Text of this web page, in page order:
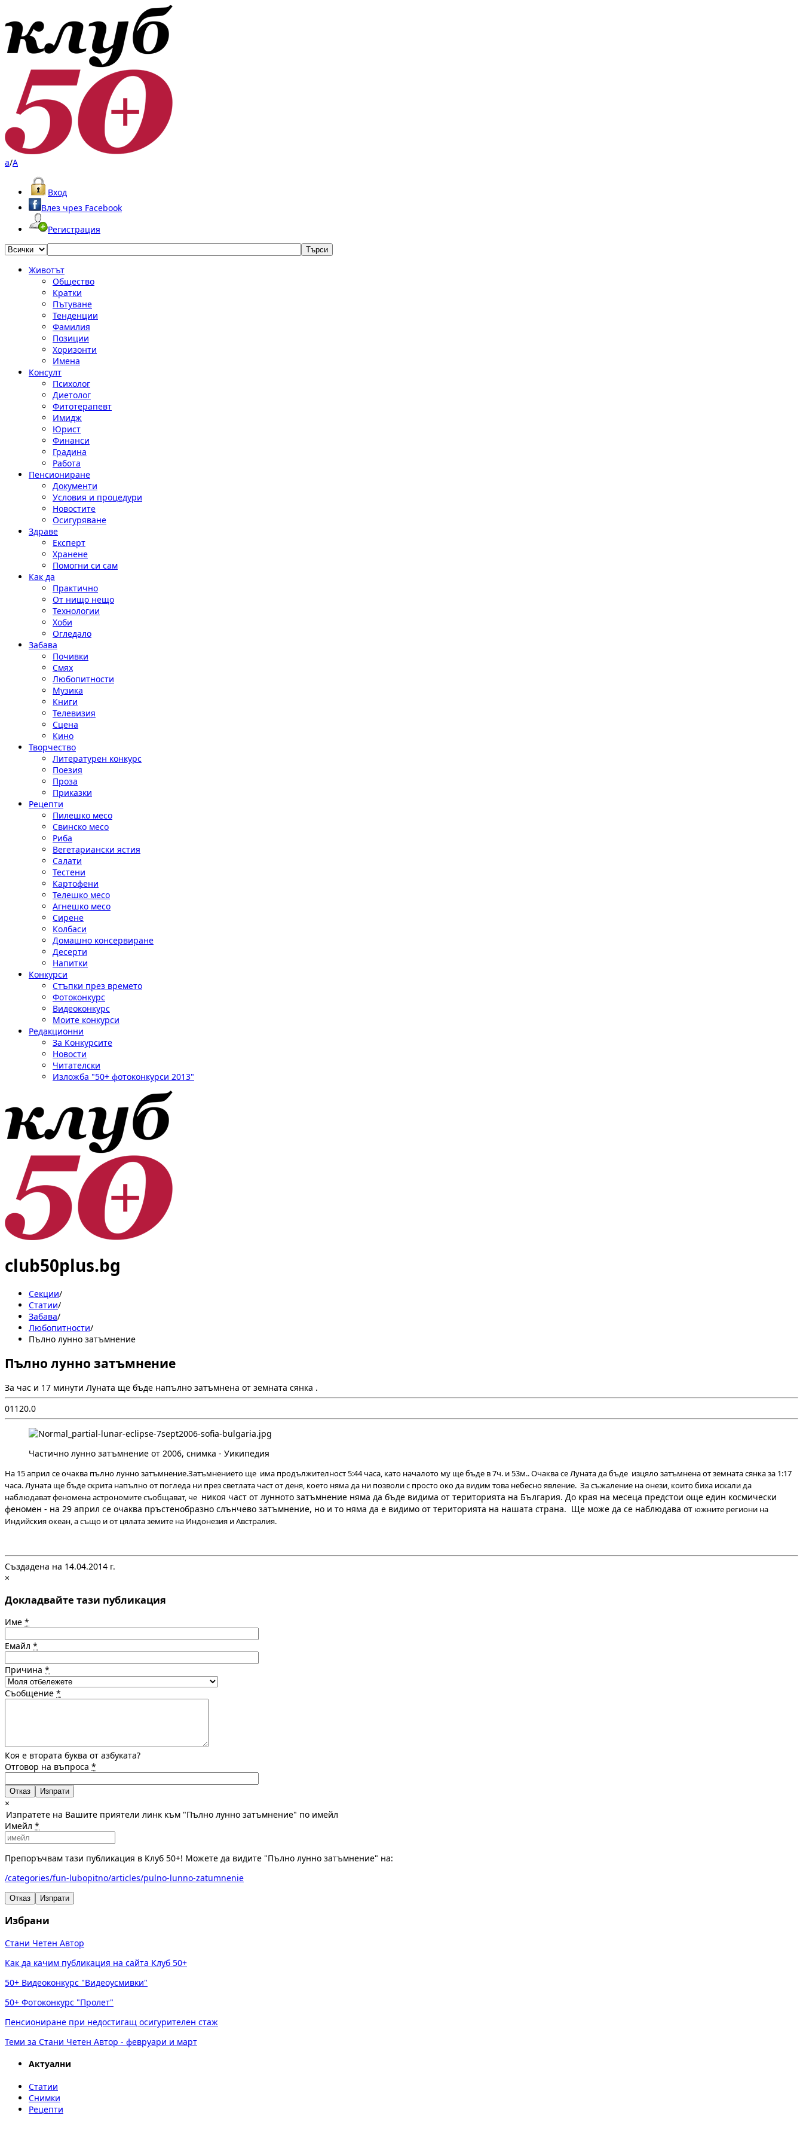
a/A
Вход
Влез чрез Facebook
Регистрация
Животът
Общество
Кратки
Пътуване
Тенденции
Фамилия
Позиции
Хоризонти
Имена
Консулт
Психолог
Диетолог
Фитотерапевт
Имидж
Юрист
Финанси
Градина
Работа
Пенсиониране
Документи
Условия и процедури
Новостите
Осигуряване
Здраве
Експерт
Хранене
Помогни си сам
Как да
Практично
От нищо нещо
Технологии
Хоби
Огледало
Забава
Почивки
Смях
Любопитности
Музика
Книги
Телевизия
Сцена
Кино
Творчество
Литературен конкурс
Поезия
Проза
Приказки
Рецепти
Пилешко месо
Свинско месо
Риба
Вегетариански ястия
Салати
Тестени
Картофени
Телешко месо
Агнешко месо
Сирене
Колбаси
Домашно консервиране
Десерти
Напитки
Конкурси
Стъпки през времето
Фотоконкурс
Видеоконкурс
Моите конкурси
Редакционни
За Конкурсите
Новости
Читателски
Изложба "50+ фотоконкурси 2013"
club50plus.bg
Секции/
Статии/
Забава/
Любопитности/
Пълно лунно затъмнение
Пълно лунно затъмнение
За час и 17 минути Луната ще бъде напълно затъмнена от земната сянка .
01120.0
Частично лунно затъмнение от 2006, снимка - Уикипедия
На 15 април се очаква пълно лунно затъмнение.Затъмнението ще има продължителност 5:44 часа, като началото му ще бъде в 7ч. и 53м.. Очаква се Луната да бъде изцяло затъмнена от земната сянка за 1:17
часа. Луната ще бъде скрита напълно от погледа ни през светлата част от деня, което няма да ни позволи с просто око да видим това небесно явление. За съжаление на онези, които биха искали да
наблюдават феномена астрономите съобщават, че никоя част от лунното затъмнение няма да бъде видима от територията на България. До края на месеца предстои още един космически
феномен - на 29 април се очаква пръстенобразно слънчево затъмнение, но и то няма да е видимо от територията на нашата страна. Ще може да се наблюдава от южните региони на
Индийския океан, а също и от цялата земите на Индонезия и Австралия.
Създадена на 14.04.2014 г.
×
Докладвайте тази публикация
Име *
Емайл *
Причина *
Съобщение *
Коя е втората буква от азбуката?
Отговор на въпроса *
Отказ
×
Изпратете на Вашите приятели линк към "Пълно лунно затъмнение" по имейл
Имейл *
Препоръчвам тази публикация в Клуб 50+! Можете да видите "Пълно лунно затъмнение" на:
/categories/fun-lubopitno/articles/pulno-lunno-zatumnenie
Отказ Изпрати
Избрани
Стани Четен Автор
Как да качим публикация на сайта Клуб 50+
50+ Видеоконкурс "Видеоусмивки"
50+ Фотоконкурс "Пролет"
Пенсиониране при недостигащ осигурителен стаж
Теми за Стани Четен Автор - февруари и март
Актуални
Статии
Снимки
Рецепти